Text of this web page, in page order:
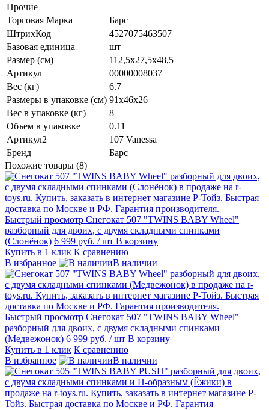
Прочие
Торговая Марка
Барс
ШтрихКод
4527075463507
Базовая единица
шт
Размер (см)
112,5х27,5х48,5
Артикул
00000008037
Вес (кг)
6.7
Размеры в упаковке (см) 91х46х26
Вес в упаковке (кг)
8
Объем в упаковке
0.11
Артикул2
107 Vanessa
Бренд
Барс
Похожие товары (8)
Быстрый просмотр Снегокат 507 "TWINS BABY Wheel"
разборный для двоих, с двумя складными спинками
(Слонёнок) 6 999 руб. / шт В корзину
Купить в 1 клик К сравнению
В избранное
В наличии
Быстрый просмотр Снегокат 507 "TWINS BABY Wheel"
разборный для двоих, с двумя складными спинками
(Медвежонок) 6 999 руб. / шт В корзину
Купить в 1 клик К сравнению
В избранное
В наличии